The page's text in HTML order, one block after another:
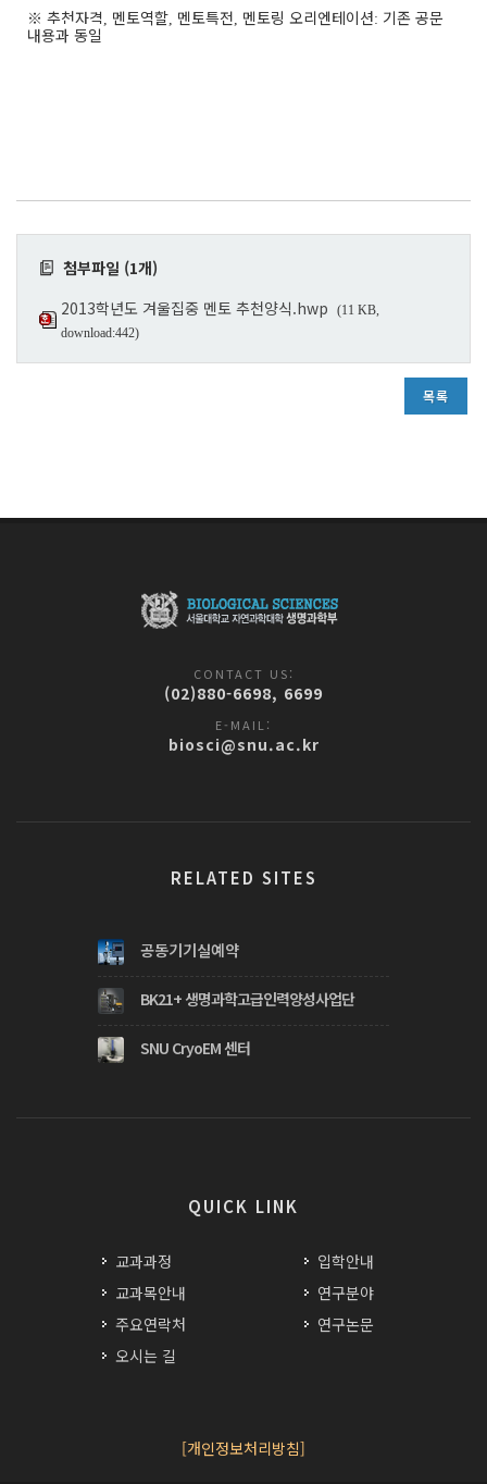
※ 추천자격 멘토역할 멘토특전 멘토링 오리엔테이션: 기존 공문
내용과 동일
첨부파일 (1개)
2013학년도 겨울집중 멘토 추천양식.hwp
(11 KB,
download:442)
목록
CONTACT US:
(02)880-6698, 6699
E-MAIL:
biosci@snu.ac.kr
RELATED SITES
공동기기실예약
BK21+ 생명과학고급인력양성사업단
SNU CryoEM 센터
QUICK LINK
교과과정
교과목안내
주요연락처
오시는 길
입학안내
연구분야
연구논문
[개인정보처리방침]